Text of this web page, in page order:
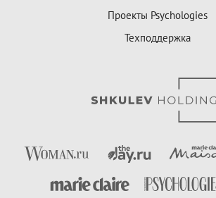
Проекты Psychologies
Техподдержка